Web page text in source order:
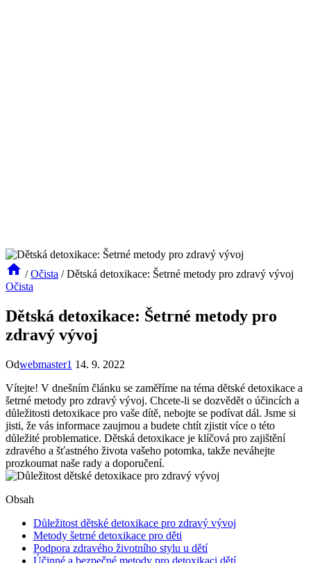
/ Očista / Dětská detoxikace: Šetrné metody pro zdravý vývoj
Očista
Dětská detoxikace: Šetrné metody pro
zdravý vývoj
Odwebmaster1 14. 9. 2022
Vítejte! V dnešním článku se zaměříme na téma dětské detoxikace a
šetrné metody pro zdravý vývoj. Chcete-li se dozvědět o účincích a
důležitosti detoxikace pro vaše dítě, nebojte se podívat dál. Jsme si
jisti, že vás informace zaujmou a budete chtít zjistit více o této
důležité problematice. Dětská detoxikace je klíčová pro zajištění
zdravého a šťastného života vašeho potomka, takže neváhejte
prozkoumat naše rady a doporučení.
Obsah
Důležitost dětské detoxikace pro zdravý vývoj
Metody šetrné detoxikace pro děti
Podpora zdravého životního stylu u dětí
Účinné a bezpečné metody pro detoxikaci dětí